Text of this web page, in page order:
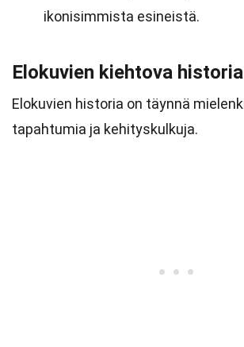
ikonisimmista esineistä.
Elokuvien kiehtova historia
Elokuvien historia on täynnä
tapahtumia ja kehityskulkuja.